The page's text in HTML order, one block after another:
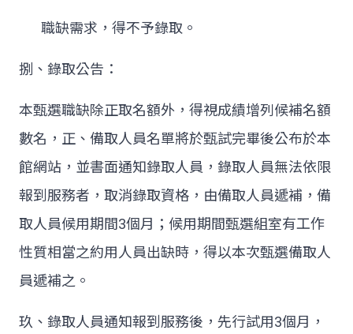
職缺需求，得不予錄取。
捌、錄取公告：
本甄選職缺除正取名額外，得視成績增列候補名額
數名，正、備取人員名單將於甄試完畢後公布於本
館網站，並書面通知錄取人員，錄取人員無法依限
報到服務者，取消錄取資格，由備取人員遞補，備
取人員候用期間3個月；候用期間甄選組室有工作
性質相當之約用人員出缺時，得以本次甄選備取人
員遞補之。
玖、錄取人員通知報到服務後，先行試用3個月，